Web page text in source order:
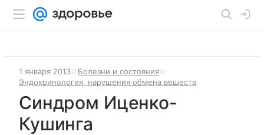
1 января 2013
Болезни и состояния
Эндокринология, нарушения обмена веществ
Синдром Иценко-
Кушинга